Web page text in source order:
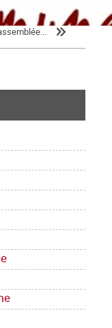
Daniel Gluckstein
« en fin de course